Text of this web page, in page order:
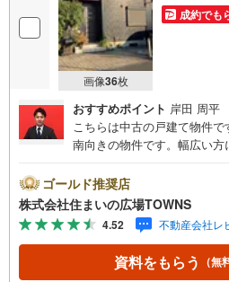
画像36枚
成約でも
おすすめポイント 岸田 周平
こちらは中古の戸建て物件
南向きの物件です。幅広い
いと評判です。今回ご紹介し
です。前面道路6m以上は確
ラクラクです。余裕のある15
にゆとりが出ます。【年中無
特にお問い合わせが集中す
い。「室内・現地を見学す
ゴールド推奨店
株式会社住まいの広場TOWNS
4.52 不動産会社レ
資料をもらう （無